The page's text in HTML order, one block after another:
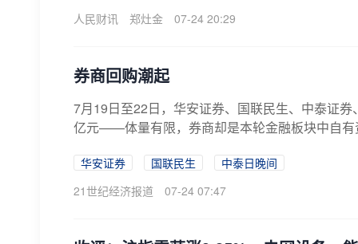
人民财讯
郑灶金 07-24 20:29
券商回购潮起
7月19日至22日，华安证券、国联民生、中泰证
亿元——体量有限，券商却是本轮金融板块中自有
华安证券 国联民生
中泰日晚间
21世纪经济报道
07-24 07:47